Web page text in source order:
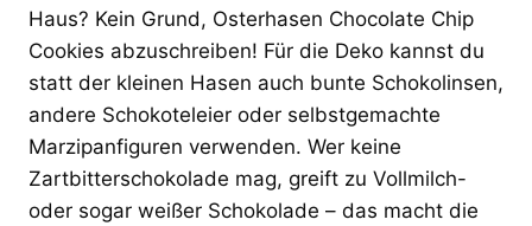
Haus? Kein Grund, Osterhasen Chocolate Chip
Cookies abzuschreiben! Für die Deko kannst du
statt der kleinen Hasen auch bunte Schokolinsen,
andere Schokoteleier oder selbstgemachte
Marzipanfiguren verwenden. Wer keine
Zartbitterschokolade mag, greift zu Vollmilch-
oder sogar weißer Schokolade – das macht die